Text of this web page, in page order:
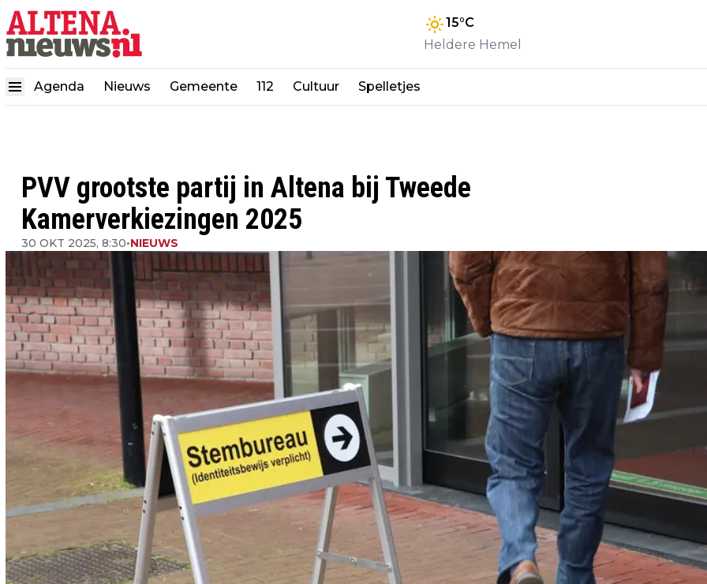
15°C
Heldere Hemel
Agenda Nieuws Gemeente 112 Cultuur Spelletjes
PVV grootste partij in Altena bij Tweede
Kamerverkiezingen 2025
30 OKT 2025, 8:30•NIEUWS